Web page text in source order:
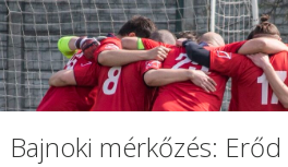
Bajnoki mérkőzés: Erőd